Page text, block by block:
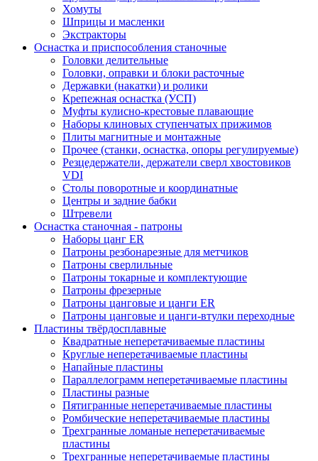
Хомуты
Шприцы и масленки
Экстракторы
Оснастка и приспособления станочные
Головки делительные
Головки, оправки и блоки расточные
Державки (накатки) и ролики
Крепежная оснастка (УСП)
Муфты кулисно-крестовые плавающие
Наборы клиновых ступенчатых прижимов
Плиты магнитные и монтажные
Прочее (станки, оснастка, опоры регулируемые)
Резцедержатели, держатели сверл хвостовиков
VDI
Столы поворотные и координатные
Центры и задние бабки
Штревели
Оснастка станочная - патроны
Наборы цанг ER
Патроны резбонарезные для метчиков
Патроны сверлильные
Патроны токарные и комплектующие
Патроны фрезерные
Патроны цанговые и цанги ER
Патроны цанговые и цанги-втулки переходные
Пластины твёрдосплавные
Квадратные неперетачиваемые пластины
Круглые неперетачиваемые пластины
Напайные пластины
Параллелограмм неперетачиваемые пластины
Пластины разные
Пятигранные неперетачиваемые пластины
Ромбические неперетачиваемые пластины
Трехгранные ломаные неперетачиваемые
пластины
Трехгранные неперетачиваемые пластины